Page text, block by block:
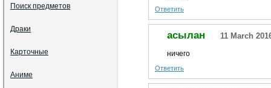
Ответить
асылан 11 March
ничего
Ответить
Поиск предметов
Драки
Карточные
Аниме